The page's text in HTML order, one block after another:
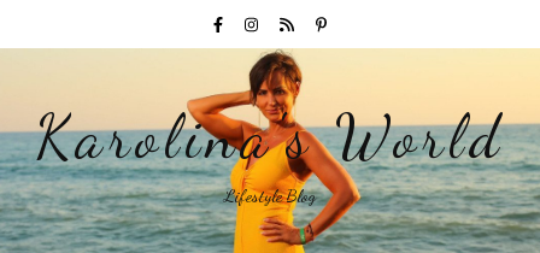
Karolina's World
Lifestyle Blog